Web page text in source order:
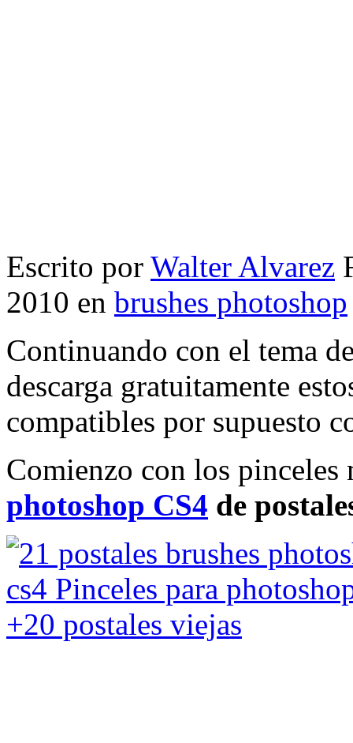
Escrito por Walter Alvarez
2010 en brushes photoshop
Continuando con el tema
descarga gratuitamente
compatibles por supuesto
Comienzo con los pinceles
photoshop CS4 de